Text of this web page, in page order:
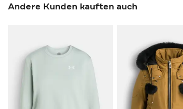
Andere Kunden kauften auch